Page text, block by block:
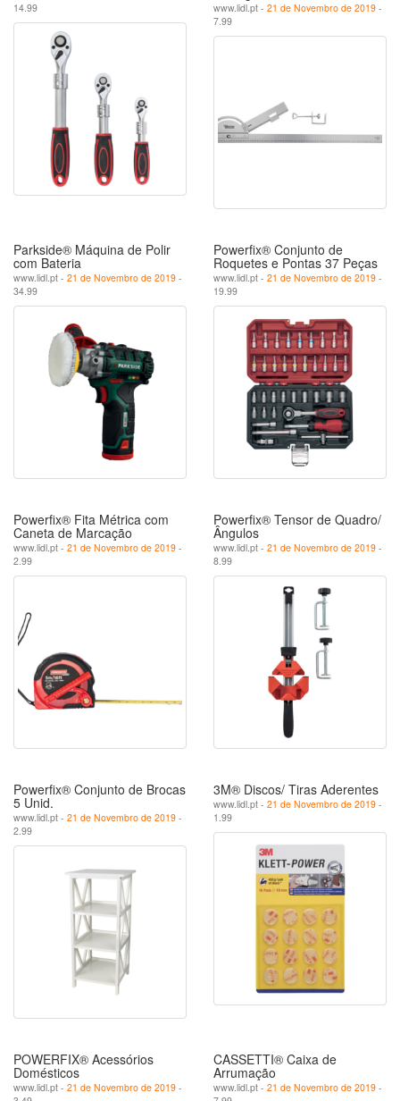
14.99
www.lidl.pt - 21 de Novembro de 2019 -
7.99
Parkside® Máquina de Polir
com Bateria
www.lidl.pt - 21 de Novembro de 2019 -
34.99
Powerfix® Conjunto de
Roquetes e Pontas 37 Peças
www.lidl.pt - 21 de Novembro de 2019 -
19.99
Powerfix® Fita Métrica com
Caneta de Marcação
www.lidl.pt - 21 de Novembro de 2019 -
2.99
Powerfix® Tensor de Quadro/
Ângulos
www.lidl.pt - 21 de Novembro de 2019 -
8.99
Powerfix® Conjunto de Brocas
5 Unid.
www.lidl.pt - 21 de Novembro de 2019 -
2.99
3M® Discos/ Tiras Aderentes
www.lidl.pt - 21 de Novembro de 2019 -
1.99
POWERFIX® Acessórios
Domésticos
www.lidl.pt - 21 de Novembro de 2019 -
CASSETTI® Caixa de
Arrumação
www.lidl.pt - 21 de Novembro de 2019 -